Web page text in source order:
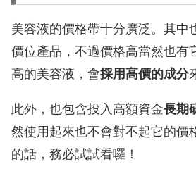
美容液的價格帶十分廣泛。其中
價位產品，不過價格高當然也有
高的美容液，會採用高價的成分
此外，也包含投入高額資金長期
然使用起來也不會對不起它的價
的話，務必試試看囉！